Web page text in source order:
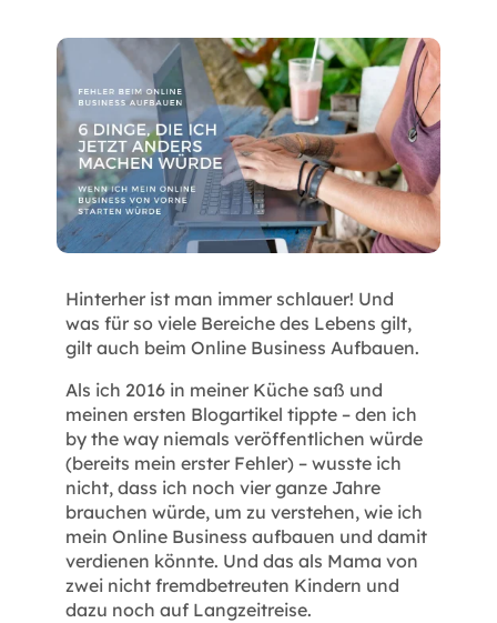
Hinterher ist man immer schlauer! Und
was für so viele Bereiche des Lebens gilt,
gilt auch beim Online Business Aufbauen.
Als ich 2016 in meiner Küche saß und
meinen ersten Blogartikel tippte – den ich
by the way niemals veröffentlichen würde
(bereits mein erster Fehler) – wusste ich
nicht, dass ich noch vier ganze Jahre
brauchen würde, um zu verstehen, wie ich
mein Online Business aufbauen und damit
verdienen könnte. Und das als Mama von
zwei nicht fremdbetreuten Kindern und
dazu noch auf Langzeitreise.